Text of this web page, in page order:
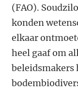
(FAO).
konden
elkaar
heel gaaf om